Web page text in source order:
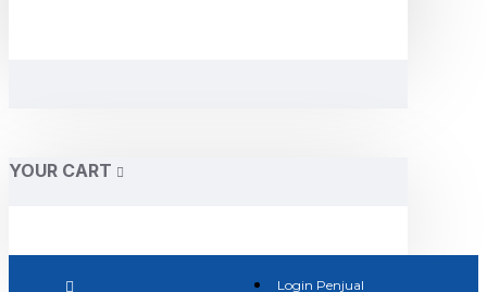
YOUR CART
Login Penjual